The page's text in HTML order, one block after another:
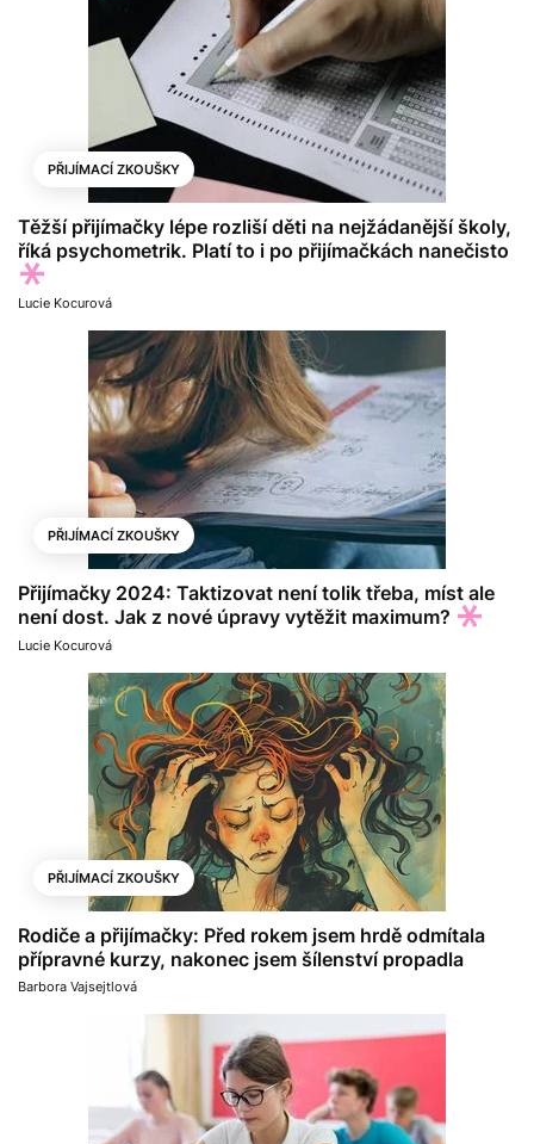
PŘIJÍMACÍ ZKOUŠKY
Těžší přijímačky lépe rozliší děti na nejžádanější školy,
říká psychometrik. Platí to i po přijímačkách nanečisto
Lucie Kocurová
PŘIJÍMACÍ ZKOUŠKY
Přijímačky 2024: Taktizovat není tolik třeba, míst ale
není dost. Jak z nové úpravy vytěžit maximum?
Lucie Kocurová
PŘIJÍMACÍ ZKOUŠKY
Rodiče a přijímačky: Před rokem jsem hrdě odmítala
přípravné kurzy, nakonec jsem šílenství propadla
Barbora Vajsejtlová